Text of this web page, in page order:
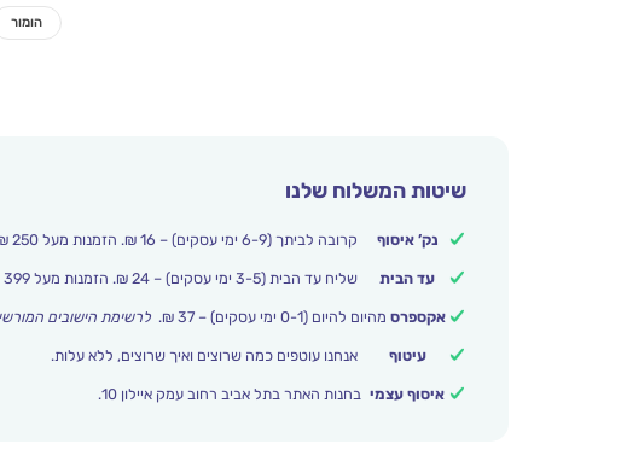
שיטות המשלוח שלנו
נק’ איסוף קרובה לביתך (6-9 ימי עסקים) – 16 ₪. הזמנות מעל 250 ₪ משלוח חינם.
עד הבית שליח עד הבית (3-5 ימי עסקים) – 24 ₪. הזמנות מעל 399 ₪ משלוח חינם.
אקספרס מהיום להיום (0-1 ימי עסקים) – 37 ₪. לרשימת הישובים
עיטוף אנחנו עוטפים כמה שרוצים ואיך שרוצים, ללא עלות.
איסוף עצמי בחנות האתר בתל אביב רחוב עמק איילון 10.